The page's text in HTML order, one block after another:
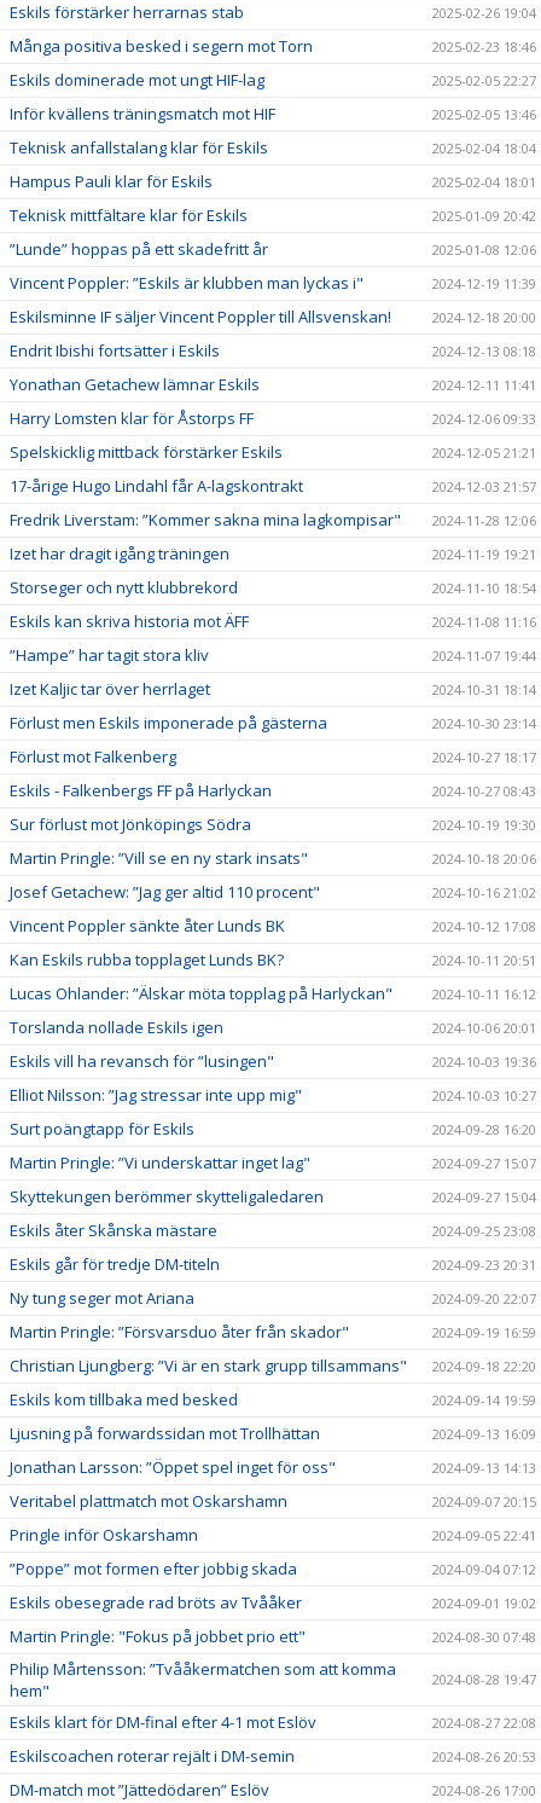
Eskils förstärker herrarnas stab 2025-02-26 19:04
Många positiva besked i segern mot Torn 2025-02-23 18:46
Eskils dominerade mot ungt HIF-lag 2025-02-05 22:27
Inför kvällens träningsmatch mot HIF 2025-02-05 13:46
Teknisk anfallstalang klar för Eskils 2025-02-04 18:04
Hampus Pauli klar för Eskils 2025-02-04 18:01
Teknisk mittfältare klar för Eskils 2025-01-09 20:42
”Lunde” hoppas på ett skadefritt år 2025-01-08 12:06
Vincent Poppler: ”Eskils är klubben man lyckas i" 2024-12-19 11:39
Eskilsminne IF säljer Vincent Poppler till Allsvenskan! 2024-12-18 20:00
Endrit Ibishi fortsätter i Eskils 2024-12-13 08:18
Yonathan Getachew lämnar Eskils 2024-12-11 11:41
Harry Lomsten klar för Åstorps FF 2024-12-06 09:33
Spelskicklig mittback förstärker Eskils 2024-12-05 21:21
17-årige Hugo Lindahl får A-lagskontrakt 2024-12-03 21:57
Fredrik Liverstam: ”Kommer sakna mina lagkompisar" 2024-11-28 12:06
Izet har dragit igång träningen 2024-11-19 19:21
Storseger och nytt klubbrekord 2024-11-10 18:54
Eskils kan skriva historia mot ÄFF 2024-11-08 11:16
”Hampe” har tagit stora kliv 2024-11-07 19:44
Izet Kaljic tar över herrlaget 2024-10-31 18:14
Förlust men Eskils imponerade på gästerna 2024-10-30 23:14
Förlust mot Falkenberg 2024-10-27 18:17
Eskils - Falkenbergs FF på Harlyckan 2024-10-27 08:43
Sur förlust mot Jönköpings Södra 2024-10-19 19:30
Martin Pringle: ”Vill se en ny stark insats" 2024-10-18 20:06
Josef Getachew: ”Jag ger altid 110 procent" 2024-10-16 21:02
Vincent Poppler sänkte åter Lunds BK 2024-10-12 17:08
Kan Eskils rubba topplaget Lunds BK? 2024-10-11 20:51
Lucas Ohlander: ”Älskar möta topplag på Harlyckan" 2024-10-11 16:12
Torslanda nollade Eskils igen 2024-10-06 20:01
Eskils vill ha revansch för ”lusingen" 2024-10-03 19:36
Elliot Nilsson: ”Jag stressar inte upp mig" 2024-10-03 10:27
Surt poängtapp för Eskils 2024-09-28 16:20
Martin Pringle: ”Vi underskattar inget lag" 2024-09-27 15:07
Skyttekungen berömmer skytteligaledaren 2024-09-27 15:04
Eskils åter Skånska mästare 2024-09-25 23:08
Eskils går för tredje DM-titeln 2024-09-23 20:31
Ny tung seger mot Ariana 2024-09-20 22:07
Martin Pringle: ”Försvarsduo åter från skador" 2024-09-19 16:59
Christian Ljungberg: ”Vi är en stark grupp tillsammans" 2024-09-18 22:20
Eskils kom tillbaka med besked 2024-09-14 19:59
Ljusning på forwardssidan mot Trollhättan 2024-09-13 16:09
Jonathan Larsson: ”Öppet spel inget för oss" 2024-09-13 14:13
Veritabel plattmatch mot Oskarshamn 2024-09-07 20:15
Pringle inför Oskarshamn 2024-09-05 22:41
”Poppe” mot formen efter jobbig skada 2024-09-04 07:12
Eskils obesegrade rad bröts av Tvååker 2024-09-01 19:02
Martin Pringle: "Fokus på jobbet prio ett" 2024-08-30 07:48
Philip Mårtensson: ”Tvååkermatchen som att komma
hem"
2024-08-28 19:47
Eskils klart för DM-final efter 4-1 mot Eslöv 2024-08-27 22:08
Eskilscoachen roterar rejält i DM-semin 2024-08-26 20:53
DM-match mot ”Jättedödaren” Eslöv 2024-08-26 17:00